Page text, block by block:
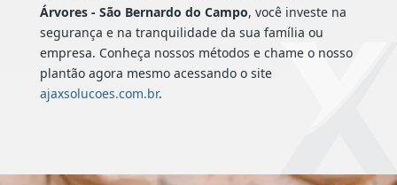
Árvores - São Bernardo do Campo, você investe na
segurança e na tranquilidade da sua família ou
empresa. Conheça nossos métodos e chame o nosso
plantão agora mesmo acessando o site
ajaxsolucoes.com.br.